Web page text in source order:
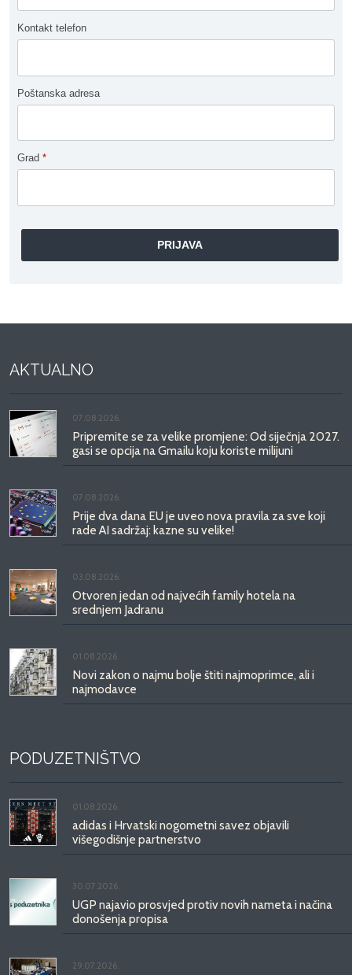
Kontakt telefon
Poštanska adresa
Grad *
AKTUALNO
07.08.2026.
Pripremite se za velike promjene: Od siječnja 2027.
gasi se opcija na Gmailu koju koriste milijuni
07.08.2026.
Prije dva dana EU je uveo nova pravila za sve koji
rade AI sadržaj: kazne su velike!
03.08.2026.
Otvoren jedan od najvećih family hotela na
srednjem Jadranu
01.08.2026.
Novi zakon o najmu bolje štiti najmoprimce, ali i
najmodavce
PODUZETNIŠTVO
01.08.2026.
adidas i Hrvatski nogometni savez objavili
višegodišnje partnerstvo
30.07.2026.
UGP najavio prosvjed protiv novih nameta i načina
donošenja propisa
29.07.2026.